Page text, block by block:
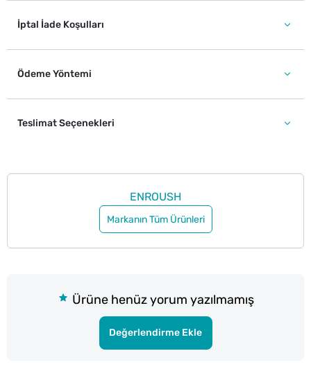
İptal İade Koşulları
Ödeme Yöntemi
Teslimat Seçenekleri
ENROUSH
Markanın Tüm Ürünleri
Ürüne henüz yorum yazılmamış
Değerlendirme Ekle